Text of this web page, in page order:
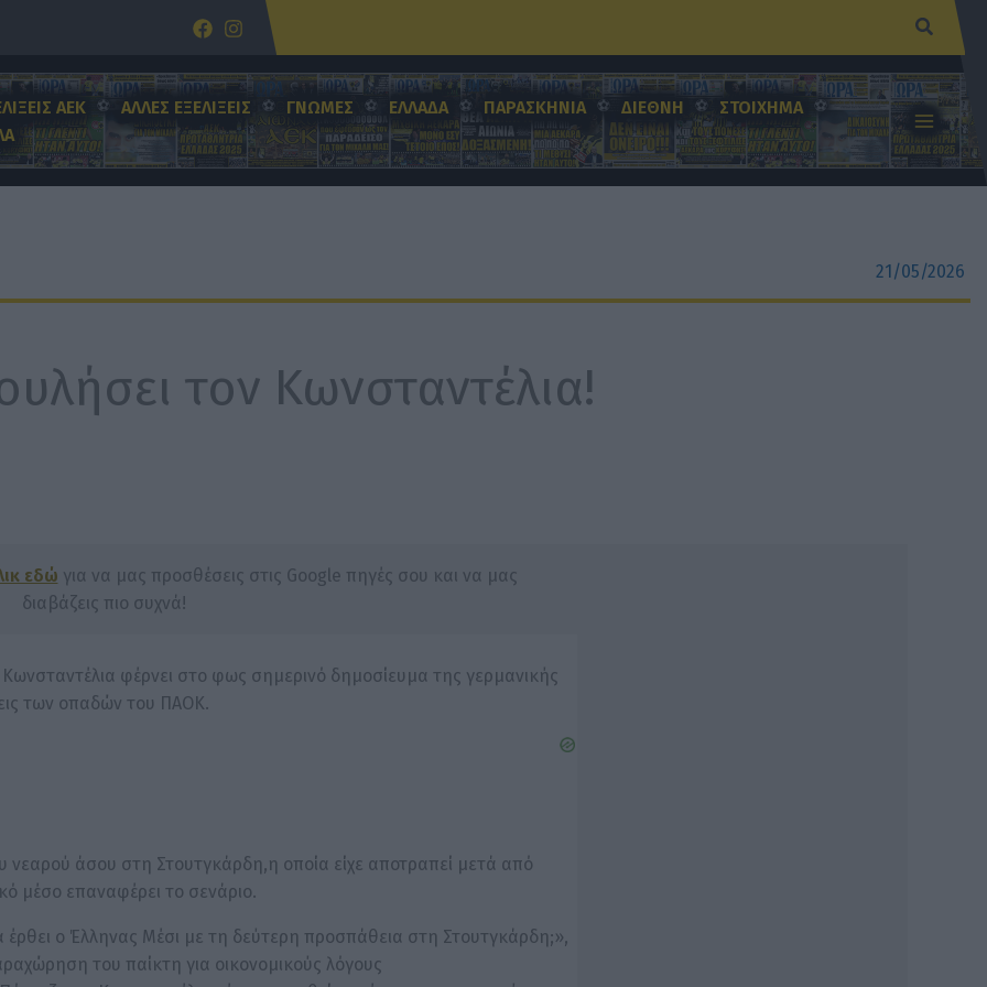
ΑΕΚ ΑΛΛΕΣ ΕΞΕΛΙΞΕΙΣ ΓΝΩΜΕΣ ΕΛΛΑΔΑ ΠΑΡΑΣΚΗΝΙΑ ΔΙΕΘΝΗ
ΣΤΟΙΧΗΜΑ
21/05/2026
τον Κωνσταντέλια!
εδώ για να μας προσθέσεις στις Google πηγές σου και να μας
διαβάζεις πιο συχνά!
φέρνει στο φως σημερινό δημοσίευμα της γερμανικής
των οπαδών του ΠΑΟΚ.
άσου στη Στουτγκάρδη,η οποία είχε αποτραπεί μετά από
μέσο επαναφέρει το σενάριο.
έρθει ο Έλληνας Μέσι με τη δεύτερη προσπάθεια στη Στουτγκάρδη;»,
του παίκτη για οικονομικούς λόγους